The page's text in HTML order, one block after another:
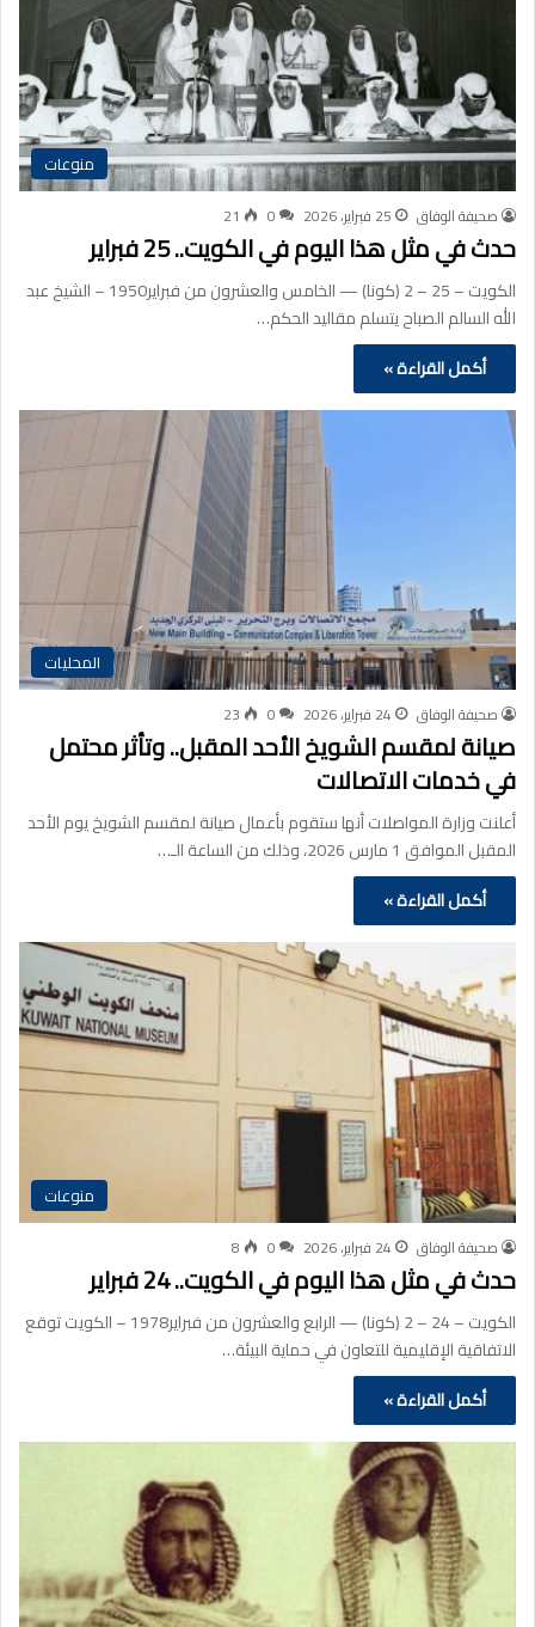
منوعات
صحيفة الوفاق 25 فبراير، 2026 0
21
حدث في مثل هذا اليوم في الكويت.. 25 فبراير
الكويت – 25 – 2 (كونا) — الخامس والعشرون من فبراير1950 – الشيخ عبد
الله السالم الصباح يتسلم مقاليد الحكم…
أكمل القراءة »
المحليات
صحيفة الوفاق 24 فبراير، 2026 0
23
صيانة لمقسم الشويخ الأحد المقبل.. وتأثر محتمل
في خدمات الاتصالات
أعلنت وزارة المواصلات أنها ستقوم بأعمال صيانة لمقسم الشويخ يوم الأحد
المقبل الموافق 1 مارس 2026، وذلك من الساعة الـ…
أكمل القراءة »
منوعات
صحيفة الوفاق 24 فبراير، 2026 0
8
حدث في مثل هذا اليوم في الكويت.. 24 فبراير
الكويت – 24 – 2 (كونا) — الرابع والعشرون من فبراير1978 – الكويت توقع
الاتفاقية الإقليمية للتعاون في حماية البيئة…
أكمل القراءة »